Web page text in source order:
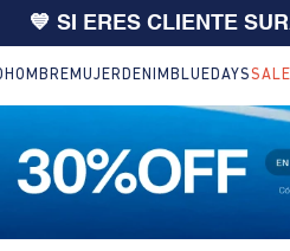
compras desde $199.000 |
HOMBRE MUJER DENIM BLUEDAYSSALE